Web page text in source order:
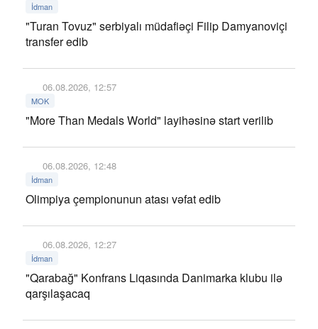
İdman
"Turan Tovuz" serbiyalı müdafiəçi Filip Damyanoviçi
transfer edib
06.08.2026, 12:57
MOK
"More Than Medals World" layihəsinə start verilib
06.08.2026, 12:48
İdman
Olimpiya çempionunun atası vəfat edib
06.08.2026, 12:27
İdman
"Qarabağ" Konfrans Liqasında Danimarka klubu ilə
qarşılaşacaq